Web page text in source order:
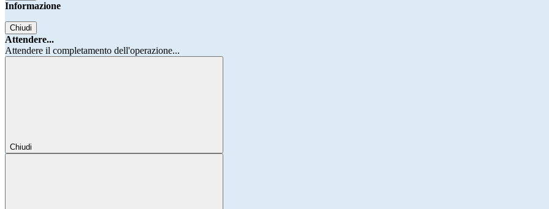
Informazione
Chiudi
Attendere...
Attendere il completamento dell'operazione...
Chiudi